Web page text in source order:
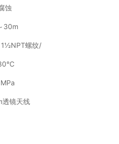
蚀
30m
螺纹/
透镜天线